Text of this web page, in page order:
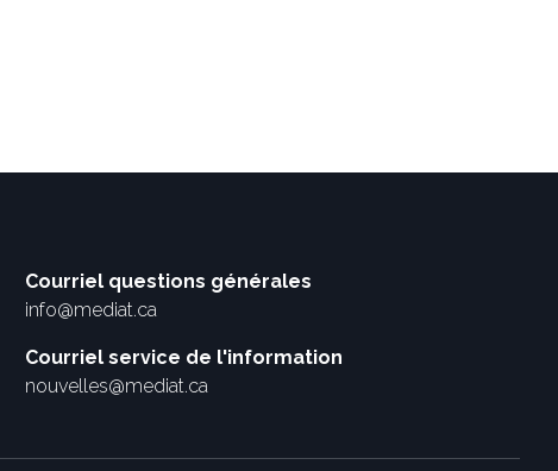
Courriel questions générales
info@mediat.ca
Courriel service de l'information
nouvelles@mediat.ca